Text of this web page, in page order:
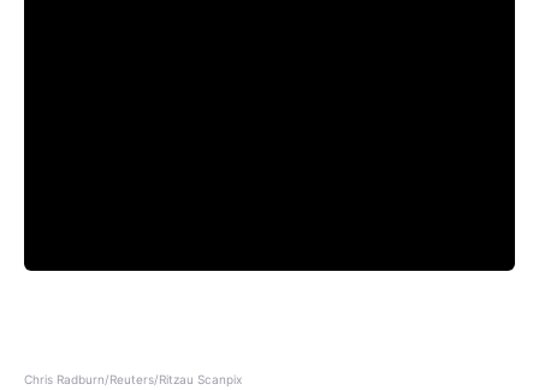
Chris Radburn/Reuters/Ritzau Scanpix